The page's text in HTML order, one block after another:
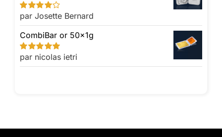
Note4sur
5
par Josette Bernard
CombiBar or 50x1g
Note 5sur 5
par nicolas ietri